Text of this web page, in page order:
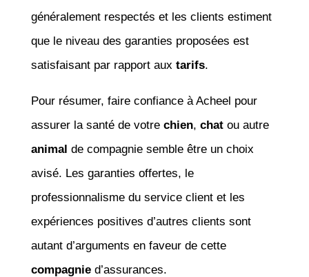
généralement respectés et les clients estiment
que le niveau des garanties proposées est
satisfaisant par rapport aux tarifs.
Pour résumer, faire confiance à Acheel pour
assurer la santé de votre chien, chatou autre
animal de compagnie semble être un choix
avisé. Les garanties offertes, le
professionnalisme du service client et les
expériences positives d’autres clients sont
autant d’arguments en faveur de cette
compagnied’assurances.